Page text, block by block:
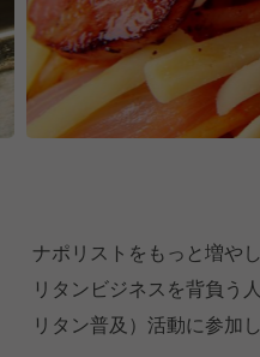
ナポリストをもっと増や
リタンビジネスを背負う
リタン普及）活動に参加